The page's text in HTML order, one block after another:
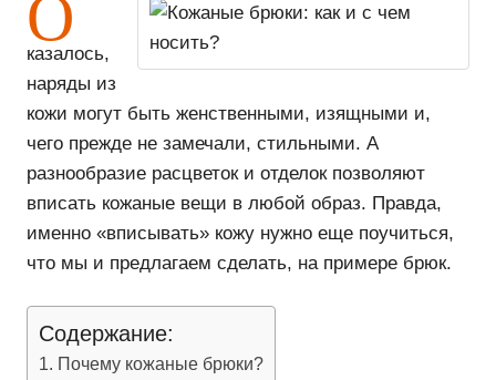
казалось,
наряды из
кожи могут быть женственными, изящными и,
чего прежде не замечали, стильными. А
разнообразие расцветок и отделок позволяют
вписать кожаные вещи в любой образ. Правда,
именно «вписывать» кожу нужно еще поучиться,
что мы и предлагаем сделать, на примере брюк.
Содержание:
Почему кожаные брюки?